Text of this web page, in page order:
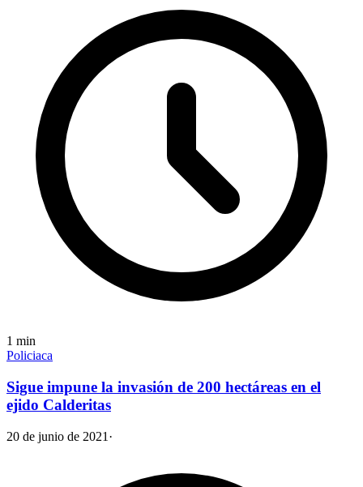
1 min
Policiaca
Sigue impune la invasión de 200 hectáreas en el
ejido Calderitas
20 de junio de 2021 ·